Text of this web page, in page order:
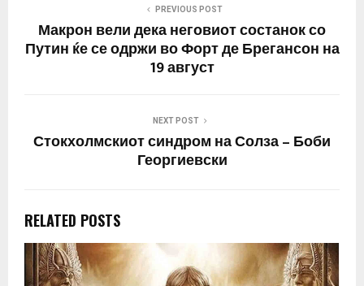
PREVIOUS POST
Макрон вели дека неговиот состанок со
Путин ќе се одржи во Форт де Брегансон на
19 август
NEXT POST
Стокхолмскиот синдром на Солза – Боби
Георгиевски
RELATED POSTS